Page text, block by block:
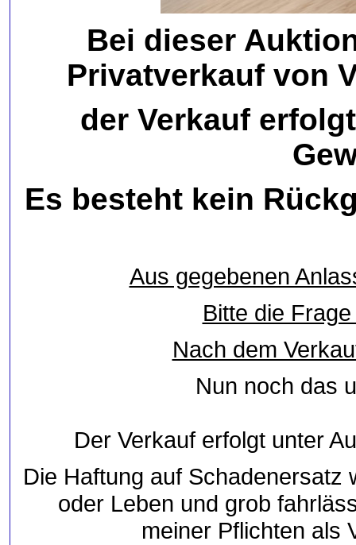
Bei dieser
Privatverkauf von
der Verkauf
Es besteht kein
Aus gegebenen
Bitte die
Nach dem
Nun noch das
Der Verkauf erfolgt unter
Die Haftung auf Schadenersatz
oder Leben und grob
meiner Pflichten als